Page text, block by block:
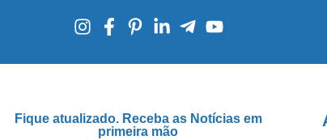
Fique atualizado. Receba as Notícias em
primeira mão